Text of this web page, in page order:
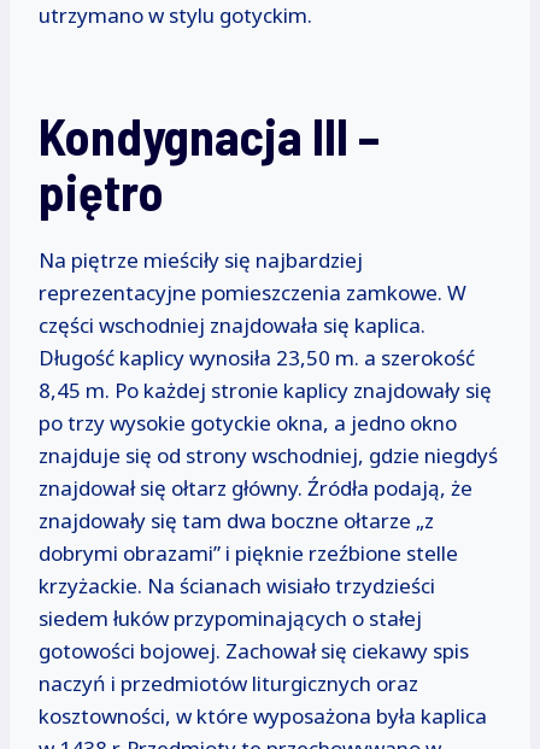
utrzymano w stylu gotyckim.
Kondygnacja III –
piętro
Na piętrze mieściły się najbardziej
reprezentacyjne pomieszczenia zamkowe. W
części wschodniej znajdowała się kaplica.
Długość kaplicy wynosiła 23,50 m. a szerokość
8,45 m. Po każdej stronie kaplicy znajdowały się
po trzy wysokie gotyckie okna, a jedno okno
znajduje się od strony wschodniej, gdzie niegdyś
znajdował się ołtarz główny. Źródła podają, że
znajdowały się tam dwa boczne ołtarze „z
dobrymi obrazami” i pięknie rzeźbione stelle
krzyżackie. Na ścianach wisiało trzydzieści
siedem łuków przypominających o stałej
gotowości bojowej. Zachował się ciekawy spis
naczyń i przedmiotów liturgicznych oraz
kosztowności, w które wyposażona była kaplica